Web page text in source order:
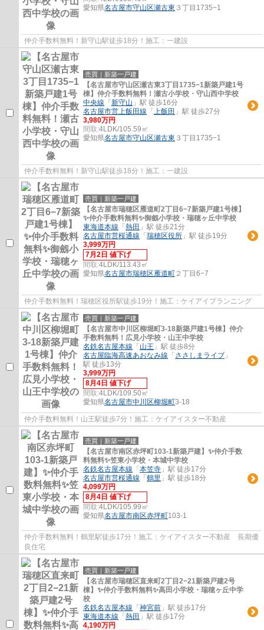
愛知県名古屋市守山区瀬古東 ３丁目1735−1
仲介手数料無料！新守山駅徒歩18分！施工：一建設
売買｜新築一戸建
【名古屋市守山区瀬古東3丁目1735−1新築戸建1号
棟】仲介手数料無料！瀬古小学校・守山西中学校
中央線 「 新守山 」駅 徒歩16分
名古屋市営上飯田線 「 上飯田 」駅 徒歩27分
3,980万円
間取:4LDK/105.59㎡
愛知県名古屋市守山区瀬古東 ３丁目1735−1
仲介手数料無料！新守山駅徒歩18分！施工：一建設
売買｜新築一戸建
【名古屋市瑞穂区雁道町2丁目6−7新築戸建1号棟】
✨️仲介手数料無料✨️御劔小学校・瑞穂ヶ丘中学校
東海道本線 「 熱田 」駅 徒歩21分
名古屋市営桜通線 「 瑞穂区役所 」駅 徒歩19分
3,999万円
7月2日 値下げ
間取:4LDK/113.43㎡
愛知県名古屋市瑞穂区雁道町 ２丁目6−7
仲介手数料無料！瑞穂区役所駅徒歩19分！施工：ケイアイプランニング
売買｜新築一戸建
【名古屋市中川区柳堀町3‐18新築戸建1号棟】仲介
手数料無料！広見小学校・山王中学校
名鉄名古屋本線 「 山王 」駅 徒歩8分
名古屋臨海高速あおなみ線 「 ささしまライブ 」
駅 徒歩13分
3,999万円
8月4日 値下げ
間取:4LDK/109.50㎡
愛知県名古屋市中川区柳堀町3-18
仲介手数料無料！山王駅徒歩7分！施工：ケイアイスター不動産
売買｜新築一戸建
【名古屋市南区赤坪町103-1新築戸建】✨️仲介手数
料無料✨️笠東小学校・本城中学校
名鉄名古屋本線 「 本笠寺 」駅 徒歩17分
名古屋市営桜通線 「 鶴里 」駅 徒歩18分
4,099万円
8月4日 値下げ
間取:4LDK/105.99㎡
愛知県名古屋市南区赤坪町103-1
仲介手数料無料！鶴里駅徒歩17分！施工：ケイアイスター不動産 長期優
良住宅
売買｜新築一戸建
【名古屋市瑞穂区直来町2丁目2−21新築戸建2号
棟】✨️仲介手数料無料✨️高田小学校・瑞穂ヶ丘中学
校
名鉄名古屋本線 「 神宮前 」駅 徒歩17分
東海道本線 「 熱田 」駅 徒歩17分
4,190万円